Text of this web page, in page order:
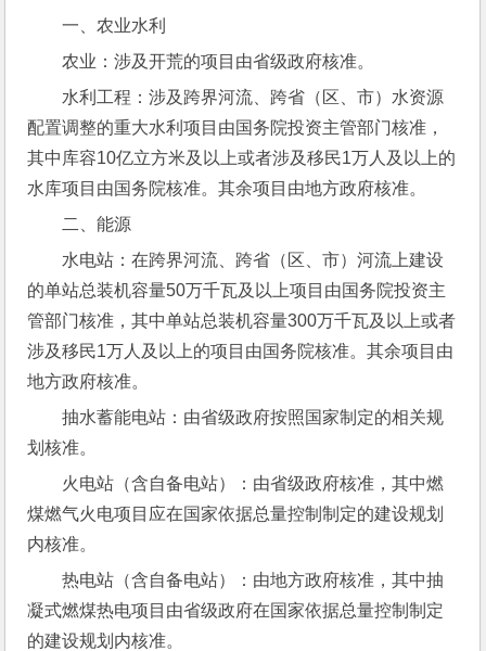
一、农业水利
农业：涉及开荒的项目由省级政府核准。
水利工程：涉及跨界河流、跨省（区、市）水资源
配置调整的重大水利项目由国务院投资主管部门核准，
其中库容10亿立方米及以上或者涉及移民1万人及以上的
水库项目由国务院核准。其余项目由地方政府核准。
二、能源
水电站：在跨界河流、跨省（区、市）河流上建设
的单站总装机容量50万千瓦及以上项目由国务院投资主
管部门核准，其中单站总装机容量300万千瓦及以上或者
涉及移民1万人及以上的项目由国务院核准。其余项目由
地方政府核准。
抽水蓄能电站：由省级政府按照国家制定的相关规
划核准。
火电站（含自备电站）：由省级政府核准，其中燃
煤燃气火电项目应在国家依据总量控制制定的建设规划
内核准。
热电站（含自备电站）：由地方政府核准，其中抽
凝式燃煤热电项目由省级政府在国家依据总量控制制定
的建设规划内核准。